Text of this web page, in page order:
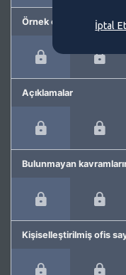
Örnek cümleler
Açıklamalar
Bulunmayan
Kişiselleştirilmiş ofis
İptal Et